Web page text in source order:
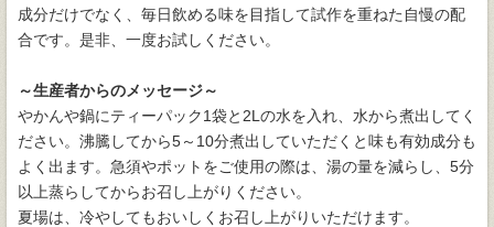
成分だけでなく、毎日飲める味を目指して試作を重ねた自慢の配
合です。是非、一度お試しください。
～生産者からのメッセージ～
やかんや鍋にティーパック1袋と2Lの水を入れ、水から煮出してく
ださい。沸騰してから5～10分煮出していただくと味も有効成分も
よく出ます。急須やポットをご使用の際は、湯の量を減らし、5分
以上蒸らしてからお召し上がりください。
夏場は、冷やしてもおいしくお召し上がりいただけます。